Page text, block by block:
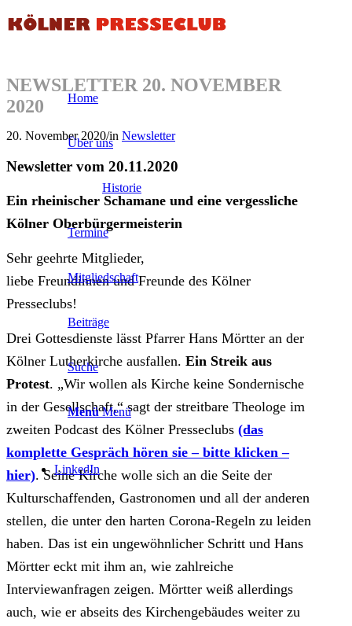
Home
Über uns
Historie
Termine
Mitgliedschaft
Beiträge
Suche
Menü Menü
LinkedIn
NEWSLETTER 20. NOVEMBER
2020
20. November 2020/in Newsletter
Newsletter vom 20.11.2020
Ein rheinischer Schamane und eine vergessliche
Kölner Oberbürgermeisterin
Sehr geehrte Mitglieder,
liebe Freundinnen und Freunde des Kölner
Presseclubs!
Drei Gottesdienste lässt Pfarrer Hans Mörtter an der
Kölner Lutherkirche ausfallen. Ein Streik aus
Protest. „Wir wollen als Kirche keine Sondernische
in der Gesellschaft,“ sagt der streitbare Theologe im
zweiten Podcast des Kölner Presseclubs (das
komplette Gespräch hören sie – bitte klicken –
hier). Seine Kirche wolle sich an die Seite der
Kulturschaffenden, Gastronomen und all der anderen
stellen, die unter den harten Corona-Regeln zu leiden
haben. Das ist ein ungewöhnlicher Schritt und Hans
Mörtter eckt mit ihm an, wie zahlreiche
Interviewanfragen zeigen. Mörtter weiß allerdings
auch, wie er abseits des Kirchengebäudes weiter zu